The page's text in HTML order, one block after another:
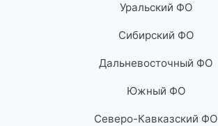
Уральский ФО
Сибирский ФО
Дальневосточный ФО
Южный ФО
Северо-Кавказский ФО